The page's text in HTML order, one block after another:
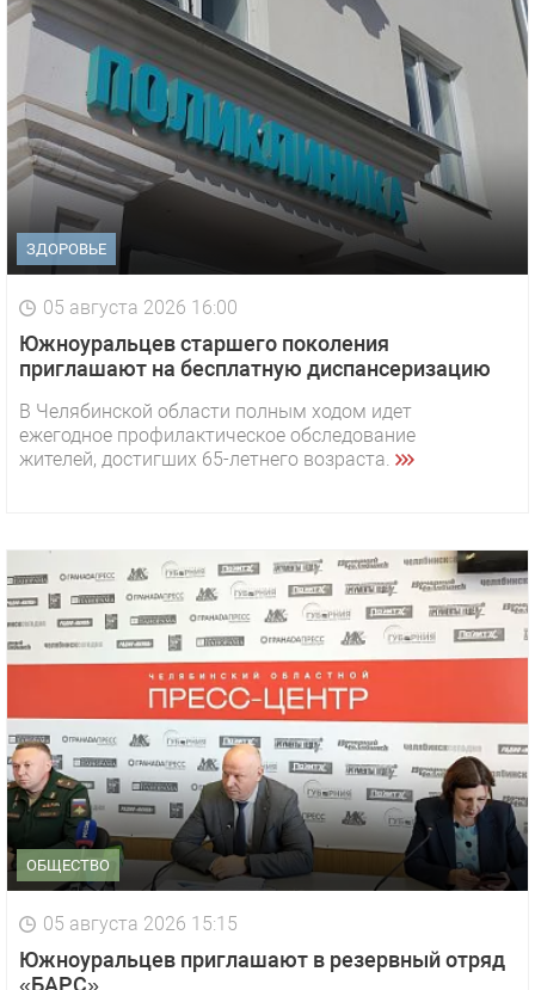
ЗДОРОВЬЕ
05 августа 2026 16:00
Южноуральцев старшего поколения
приглашают на бесплатную диспансеризацию
В Челябинской области полным ходом идет
ежегодное профилактическое обследование
жителей, достигших 65-летнего возраста.
ОБЩЕСТВО
05 августа 2026 15:15
Южноуральцев приглашают в резервный отряд
«БАРС»